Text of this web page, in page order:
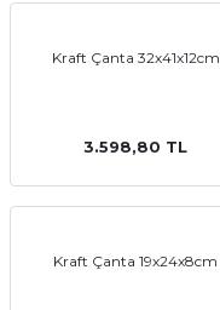
Kraft Çanta 32x41x12cm
3.598,80 TL
Kraft Çanta 19x24x8cm